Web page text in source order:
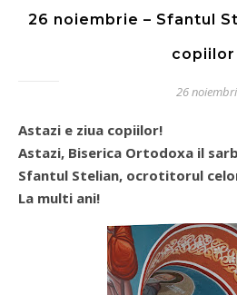
26 noiembrie – Sfantul
copiilor
26
Astazi e ziua copiilor!
Astazi, Biserica Ortodoxa il
Sfantul Stelian, ocrotitorul
La multi ani!